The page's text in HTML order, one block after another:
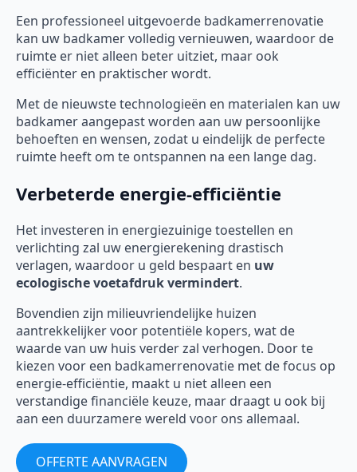
Een professioneel uitgevoerde badkamerrenovatie
kan uw badkamer volledig vernieuwen, waardoor de
ruimte er niet alleen beter uitziet, maar ook
efficiënter en praktischer wordt.
Met de nieuwste technologieën en materialen kan uw
badkamer aangepast worden aan uw persoonlijke
behoeften en wensen, zodat u eindelijk de perfecte
ruimte heeft om te ontspannen na een lange dag.
Verbeterde energie-efficiëntie
Het investeren in energiezuinige toestellen en
verlichting zal uw energierekening drastisch
verlagen, waardoor u geld bespaart en uw
ecologische voetafdruk vermindert.
Bovendien zijn milieuvriendelijke huizen
aantrekkelijker voor potentiële kopers, wat de
waarde van uw huis verder zal verhogen. Door te
kiezen voor een badkamerrenovatie met de focus op
energie-efficiëntie, maakt u niet alleen een
verstandige financiële keuze, maar draagt u ook bij
aan een duurzamere wereld voor ons allemaal.
OFFERTE AANVRAGEN